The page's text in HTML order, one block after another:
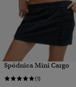
Spódnica Mini Cargo
(1)